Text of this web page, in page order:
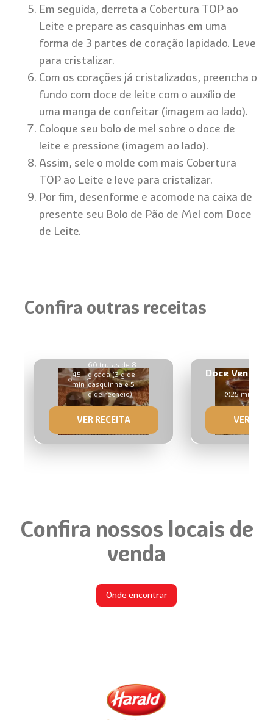
Em seguida, derreta a Cobertura TOP ao
Leite e prepare as casquinhas em uma
forma de 3 partes de coração lapidado. Leve
para cristalizar.
Com os corações já cristalizados, preencha o
fundo com doce de leite com o auxílio de
uma manga de confeitar (imagem ao lado).
Coloque seu bolo de mel sobre o doce de
leite e pressione (imagem ao lado).
Assim, sele o molde com mais Cobertura
TOP ao Leite e leve para cristalizar.
Por fim, desenforme e acomode na caixa de
presente seu Bolo de Pão de Mel com Doce
de Leite.
Confira outras receitas
45
min
60 trufas de 8
g cada (3 g de
casquinha e 5
g de recheio)
VER RECEITA
Doce Veneno
25 min
VER
Confira nossos locais de
venda
Onde encontrar